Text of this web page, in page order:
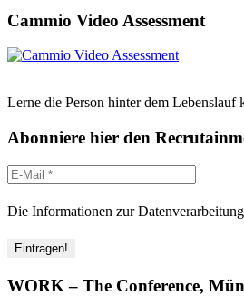
Cammio Video Assessment
Lerne die Person hinter dem Lebenslauf
Abonniere hier den
Die Informationen zur
WORK – The Conference,